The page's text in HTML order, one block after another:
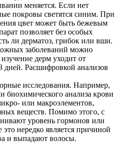
меняется. Если нет
покровы светятся синим. При
цвет может быть бежевым
позволяет без особых
ли дерматоз, грибок или вши.
заболеваний можно
дерм уходит от
дней. Расшифровкой анализов
исследования. Например,
биохимического анализа крови
или макроэлементов,
веществ. Помимо этого, с
уровень гормонов или
нередко является причиной
и выпадают волосы.